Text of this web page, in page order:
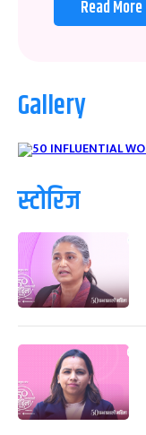
Read More
Gallery
स्टोरिज